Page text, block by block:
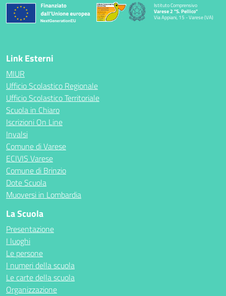
Istituto Comprensivo
Varese 2 "S. Pellico"
Via Appiani, 15 - Varese (VA)
Link Esterni
MIUR
Ufficio Scolastico Regionale
Ufficio Scolastico Territoriale
Scuola in Chiaro
Iscrizioni On Line
Invalsi
Comune di Varese
ECIVIS Varese
Comune di Brinzio
Dote Scuola
Muoversi in Lombardia
La Scuola
Presentazione
I luoghi
Le persone
I numeri della scuola
Le carte della scuola
Organizzazione